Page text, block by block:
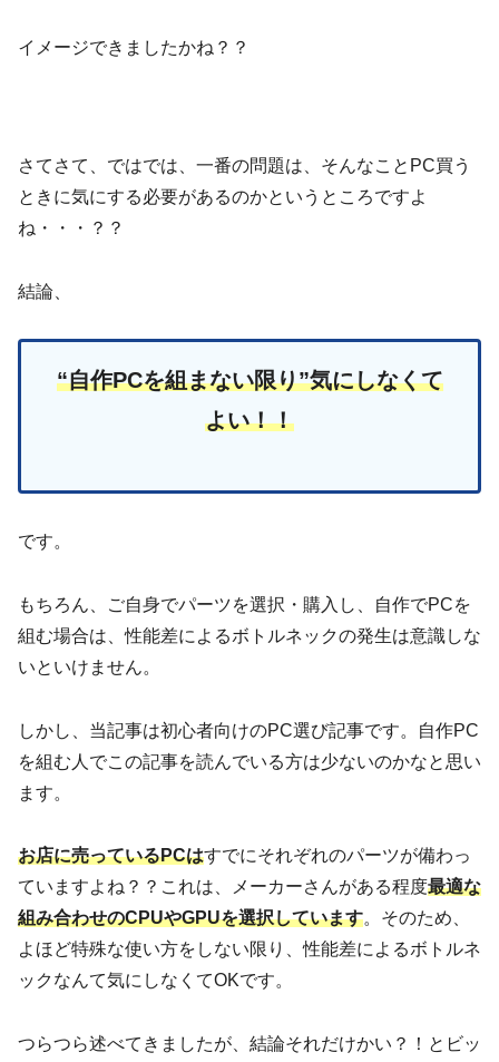
イメージできましたかね？？
さてさて、ではでは、一番の問題は、そんなことPC買う
ときに気にする必要があるのかというところですよ
ね・・・？？
結論、
“自作PCを組まない限り”気にしなくて
よい！！
です。
もちろん、ご自身でパーツを選択・購入し、自作でPCを
組む場合は、性能差によるボトルネックの発生は意識しな
いといけません。
しかし、当記事は初心者向けのPC選び記事です。自作PC
を組む人でこの記事を読んでいる方は少ないのかなと思い
ます。
お店に売っているPCはすでにそれぞれのパーツが備わっ
ていますよね？？これは、メーカーさんがある程度最適な
組み合わせのCPUやGPUを選択しています。そのため、
よほど特殊な使い方をしない限り、性能差によるボトルネ
ックなんて気にしなくてOKです。
つらつら述べてきましたが、結論それだけかい？！とビッ